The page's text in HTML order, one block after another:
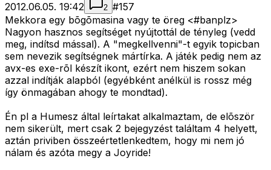
2012.06.05. 19:42 2 #157
Mekkora egy bõgõmasina vagy te öreg <#banplz>
Nagyon hasznos segítséget nyújtottál de tényleg (vedd
meg, indítsd mással). A "megkellvenni"-t egyik topicban
sem nevezik segítségnek mártírka. A játék pedig nem az
avx-es exe-rõl készít ikont, ezért nem hiszem sokan
azzal indítják alapból (egyébként anélkül is rossz még
így önmagában ahogy te mondtad).
Én pl a Humesz által leírtakat alkalmaztam, de elõször
nem sikerült, mert csak 2 bejegyzést találtam 4 helyett,
aztán priviben összeértetlenkedtem, hogy mi nem jó
nálam és azóta megy a Joyride!